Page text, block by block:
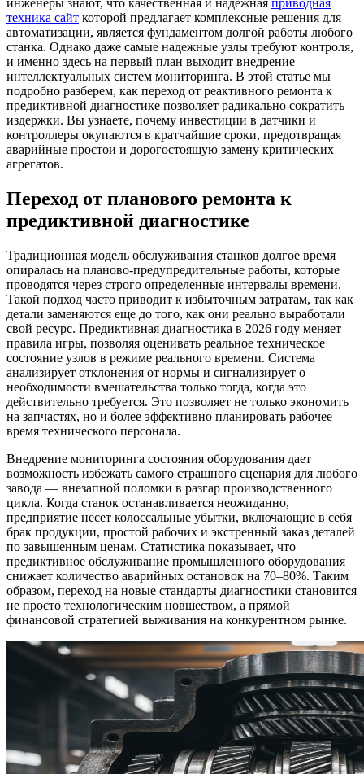
техника сайт которой предлагает комплексные решения для
автоматизации, является фундаментом долгой работы любого
станка. Однако даже самые надежные узлы требуют контроля,
и именно здесь на первый план выходит внедрение
интеллектуальных систем мониторинга. В этой статье мы
подробно разберем, как переход от реактивного ремонта к
предиктивной диагностике позволяет радикально сократить
издержки. Вы узнаете, почему инвестиции в датчики и
контроллеры окупаются в кратчайшие сроки, предотвращая
аварийные простои и дорогостоящую замену критических
агрегатов.
Переход от планового ремонта к
предиктивной диагностике
Традиционная модель обслуживания станков долгое время
опиралась на планово-предупредительные работы, которые
проводятся через строго определенные интервалы времени.
Такой подход часто приводит к избыточным затратам, так как
детали заменяются еще до того, как они реально выработали
свой ресурс. Предиктивная диагностика в 2026 году меняет
правила игры, позволяя оценивать реальное техническое
состояние узлов в режиме реального времени. Система
анализирует отклонения от нормы и сигнализирует о
необходимости вмешательства только тогда, когда это
действительно требуется. Это позволяет не только экономить
на запчастях, но и более эффективно планировать рабочее
время технического персонала.
Внедрение мониторинга состояния оборудования дает
возможность избежать самого страшного сценария для любого
завода — внезапной поломки в разгар производственного
цикла. Когда станок останавливается неожиданно,
предприятие несет колоссальные убытки, включающие в себя
брак продукции, простой рабочих и экстренный заказ деталей
по завышенным ценам. Статистика показывает, что
предиктивное обслуживание промышленного оборудования
снижает количество аварийных остановок на 70–80%. Таким
образом, переход на новые стандарты диагностики становится
не просто технологическим новшеством, а прямой
финансовой стратегией выживания на конкурентном рынке.